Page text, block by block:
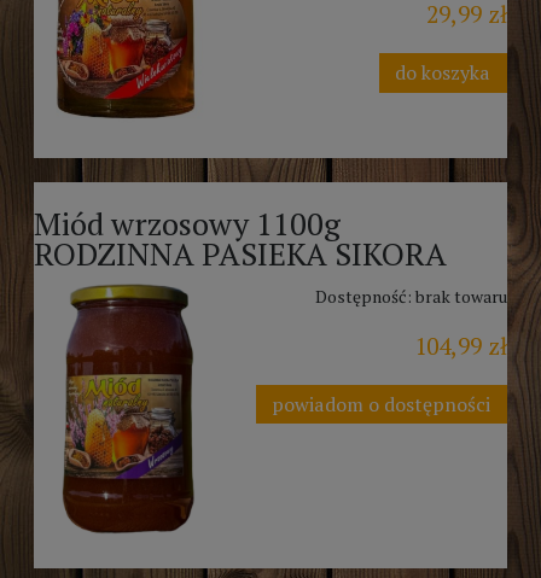
29,99 zł
do koszyka
Miód wrzosowy 1100g
RODZINNA PASIEKA SIKORA
Dostępność: brak towaru
104,99 zł
powiadom o dostępności